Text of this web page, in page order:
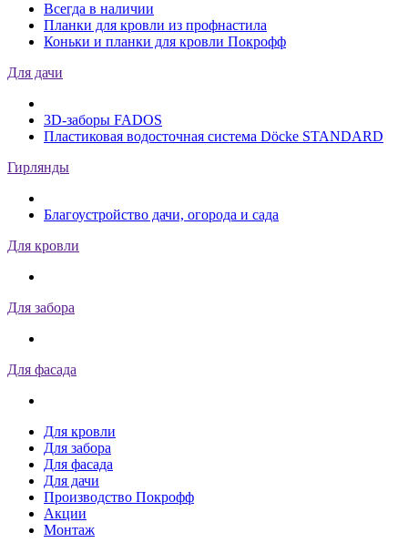
Всегда в наличии
Планки для кровли из профнастила
Коньки и планки для кровли Покрофф
Для дачи
3D-заборы FADOS
Пластиковая водосточная система Döcke STANDARD
Гирлянды
Благоустройство дачи, огорода и сада
Для кровли
Для забора
Для фасада
Для кровли
Для забора
Для фасада
Для дачи
Производство Покрофф
Акции
Монтаж